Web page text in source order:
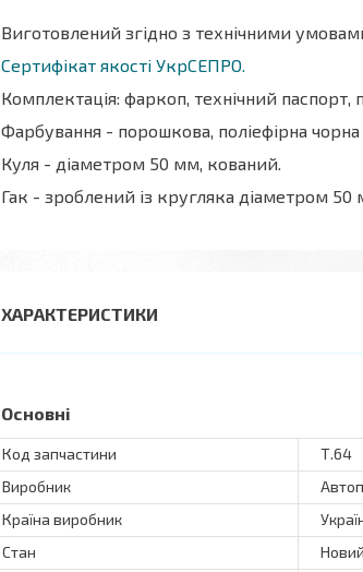
Виготовлений згідно з технічними
Сертифікат якості УкрСЕПРО.
Комплектація: фаркоп, технічний
Фарбування - порошкова, поліефірна
Куля - діаметром 50 мм, кований.
Гак - зроблений із кругляка діаметром 50
ХАРАКТЕРИСТИКИ
Основні
Код запчастини
Т.64
Виробник
Країна виробник
Стан
Новий